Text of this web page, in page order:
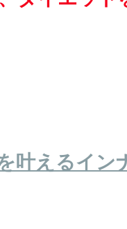
叶えるイ